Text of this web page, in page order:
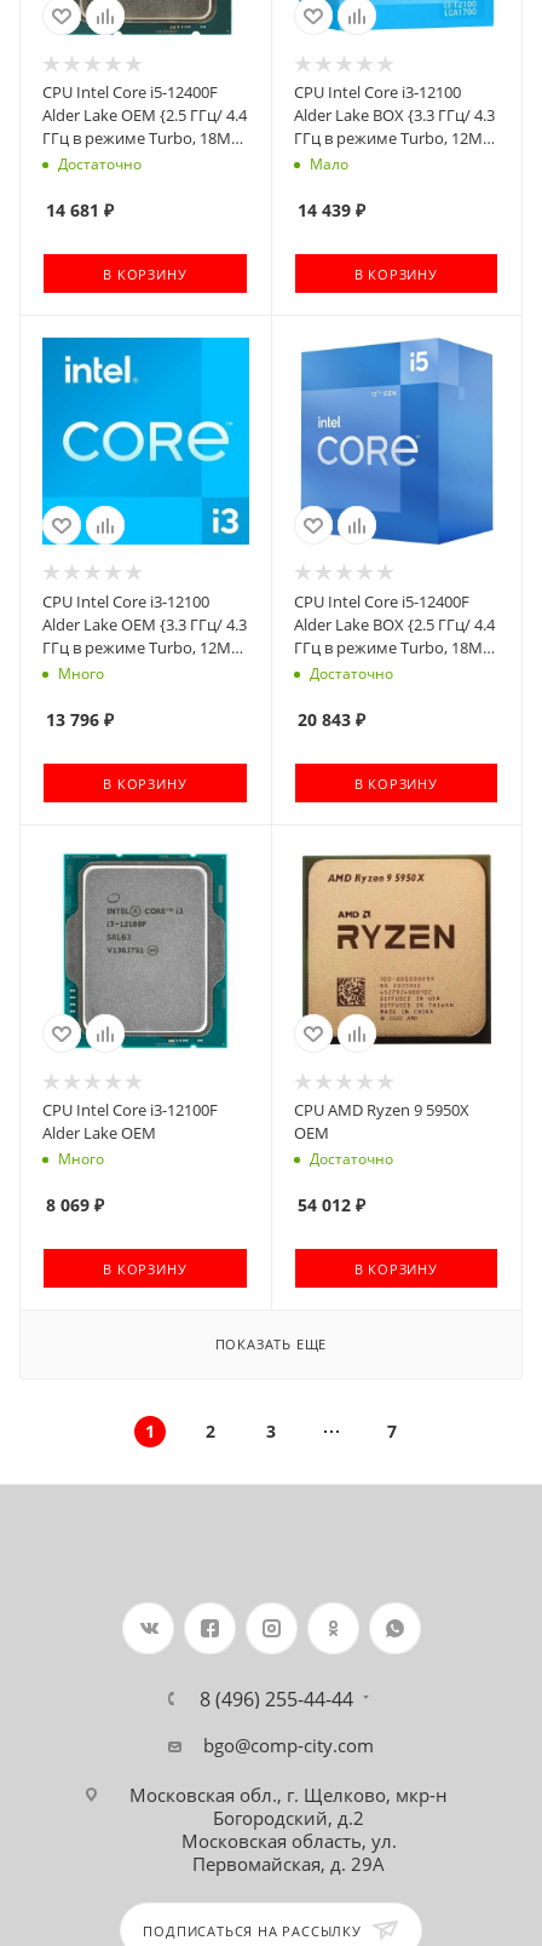
CPU Intel Core i5-12400F
Alder Lake OEM {2.5 ГГц/ 4.4
ГГц в режиме Turbo, 18MB,
LGA1700}
Достаточно
14 681 ₽
В КОРЗИНУ
CPU Intel Core i3-12100
Alder Lake BOX {3.3 ГГц/ 4.3
ГГц в режиме Turbo, 12MB,
Intel UHD Graphics 730,
Мало
14 439₽
В КОРЗИНУ
CPU Intel Core i3-12100
Alder Lake OEM {3.3 ГГц/ 4.3
ГГц в режиме Turbo, 12MB,
Intel UHD Graphics 730,
Много
13 796 ₽
В КОРЗИНУ
CPU Intel Core i5-12400F
Alder Lake BOX {2.5 ГГц/ 4.4
ГГц в режиме Turbo, 18MB,
LGA1700}
Достаточно
20 843₽
В КОРЗИНУ
CPU Intel Core i3-12100F
Alder Lake OEM
Много
8 069 ₽
В КОРЗИНУ
CPU AMD Ryzen 9 5950X
OEM
Достаточно
54 012₽
В КОРЗИНУ
ПОКАЗАТЬ ЕЩЕ
1 2 3 7
8 (496) 255-44-44
bgo@comp-city.com
Московская обл., г. Щелково, мкр-н
Богородский, д.2
Московская область, ул.
Первомайская, д. 29А
ПОДПИСАТЬСЯ НА РАССЫЛКУ